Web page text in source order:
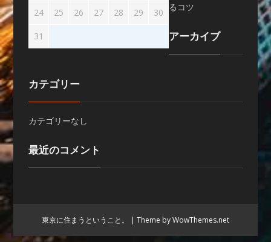
24 25 26 27 28 29 30
31
るコツ
アーカイブ
カテゴリー
カテゴリーなし
最近のコメント
東京に住まうということ。 | Theme by WowThemes.net